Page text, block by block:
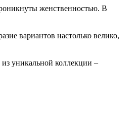
женственностью. В
вариантов настолько велико,
уникальной коллекции –